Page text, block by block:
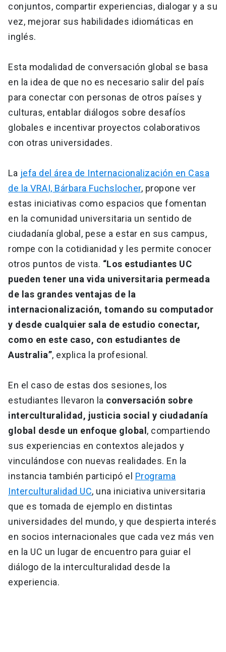
conjuntos, compartir experiencias, dialogar y a su
vez, mejorar sus habilidades idiomáticas en
inglés.
Esta modalidad de conversación global se basa
en la idea de que no es necesario salir del país
para conectar con personas de otros países y
culturas, entablar diálogos sobre desafíos
globales e incentivar proyectos colaborativos
con otras universidades.
La jefa del área de Internacionalización en Casa
de la VRAI, Bárbara Fuchslocher, propone ver
estas iniciativas como espacios que fomentan
en la comunidad universitaria un sentido de
ciudadanía global, pese a estar en sus campus,
rompe con la cotidianidad y les permite conocer
otros puntos de vista. “Los estudiantes UC
pueden tener una vida universitaria permeada
de las grandes ventajas de la
internacionalización, tomando su computador
y desde cualquier sala de estudio conectar,
como en este caso, con estudiantes de
Australia”, explica la profesional.
En el caso de estas dos sesiones, los
estudiantes llevaron la conversación sobre
interculturalidad, justicia social y ciudadanía
global desde un enfoque global, compartiendo
sus experiencias en contextos alejados y
vinculándose con nuevas realidades. En la
instancia también participó el Programa
Interculturalidad UC, una iniciativa universitaria
que es tomada de ejemplo en distintas
universidades del mundo, y que despierta interés
en socios internacionales que cada vez más ven
en la UC un lugar de encuentro para guiar el
diálogo de la interculturalidad desde la
experiencia.